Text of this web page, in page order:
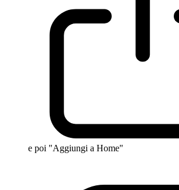
e poi "Aggiungi a Home"